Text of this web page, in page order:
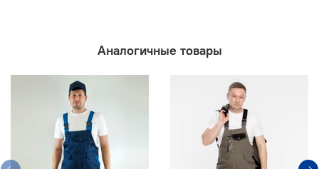
Аналогичные товары